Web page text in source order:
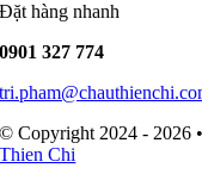
Đặt hàng nhanh
0901 327 774
© Copyright 2024 - 2026
Thien Chi